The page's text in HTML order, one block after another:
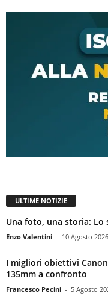
ULTIME NOTIZIE
Una foto, una storia: Lo
Enzo Valentini - 10 Agosto 2026
I migliori obiettivi
135mm a confronto
Francesco Pecini - 5 Agosto